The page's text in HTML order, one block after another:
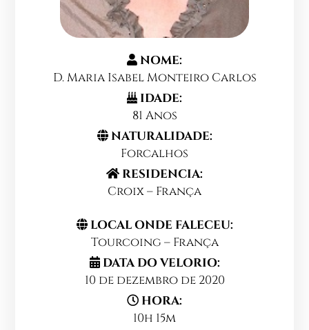
NOME:
D. Maria Isabel Monteiro Carlos
IDADE:
81 Anos
NATURALIDADE:
Forcalhos
RESIDENCIA:
Croix – França
LOCAL ONDE FALECEU:
Tourcoing – França
DATA DO VELORIO:
10 de dezembro de 2020
HORA:
10h 15m